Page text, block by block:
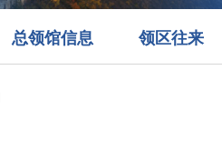
总领馆信息 领区往来